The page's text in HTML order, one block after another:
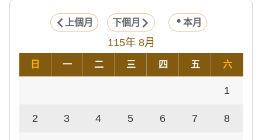
上個月 下個月 本月
115年 8月
日 一 二 三 四 五 六
1
2 3 4 5 6 7 8